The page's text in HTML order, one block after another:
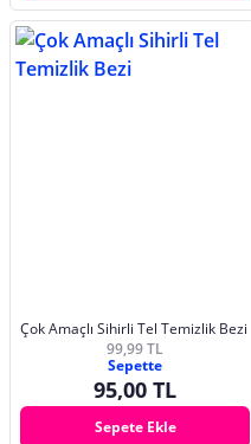
Çok Amaçlı Sihirli Tel Temizlik Bezi
99,99 TL
Sepette
95,00 TL
Sepete Ekle